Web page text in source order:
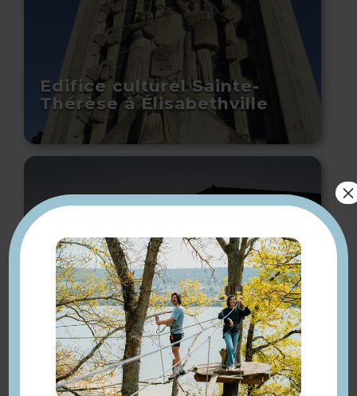
Edifice culturel Sainte-
Thérèse à Élisabethville
Villa Steak House
×